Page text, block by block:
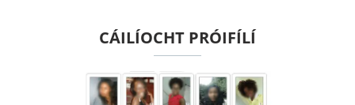
CÁILÍOCHT PRÓIFÍLÍ